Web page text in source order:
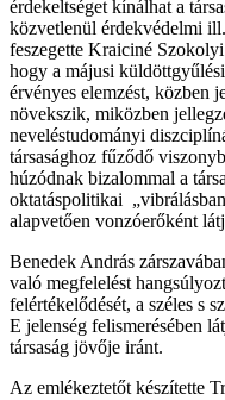
érdekeltséget kínálhat a
közvetlenül érdekvédelmi
feszegette Kraiciné
hogy a májusi
érvényes elemzést, közben
növekszik, miközben
neveléstudományi
társasághoz fűződő
húzódnak bizalommal a
oktatáspolitikai
alapvetően vonzóerőként
Benedek András
való megfelelést
felértékelődését, a széles s
E jelenség felismerésében
társaság jövője iránt.
Az emlékeztetőt készítette